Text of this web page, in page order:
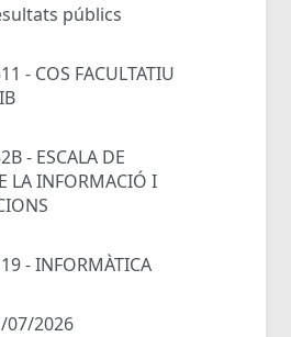
públics
- COS FACULTATIU
- ESCALA DE
LA INFORMACIÓ I
- INFORMÀTICA
07/2026